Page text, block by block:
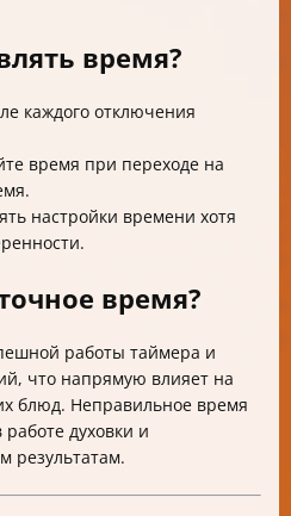
время?
каждого отключения
время при переходе на
настройки времени хотя
время?
работы таймера и
что напрямую влияет на
блюд. Неправильное время
духовки и
результатам.